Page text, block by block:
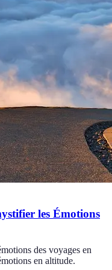
les Émotions
des voyages en
en altitude.